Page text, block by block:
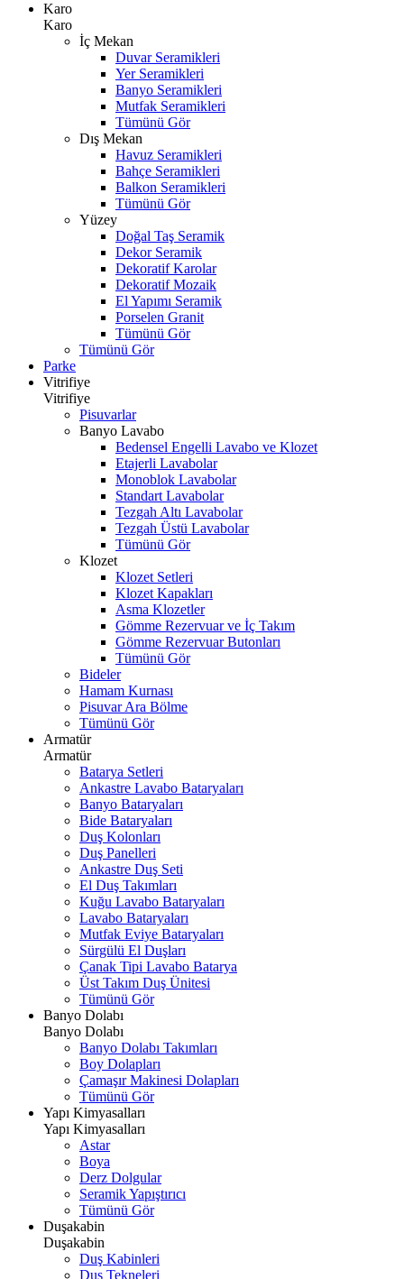
Karo
Karo
İç Mekan
Duvar Seramikleri
Yer Seramikleri
Banyo Seramikleri
Mutfak Seramikleri
Tümünü Gör
Dış Mekan
Havuz Seramikleri
Bahçe Seramikleri
Balkon Seramikleri
Tümünü Gör
Yüzey
Doğal Taş Seramik
Dekor Seramik
Dekoratif Karolar
Dekoratif Mozaik
El Yapımı Seramik
Porselen Granit
Tümünü Gör
Tümünü Gör
Parke
Vitrifiye
Vitrifiye
Pisuvarlar
Banyo Lavabo
Bedensel Engelli Lavabo ve Klozet
Etajerli Lavabolar
Monoblok Lavabolar
Standart Lavabolar
Tezgah Altı Lavabolar
Tezgah Üstü Lavabolar
Tümünü Gör
Klozet
Klozet Setleri
Klozet Kapakları
Asma Klozetler
Gömme Rezervuar ve İç Takım
Gömme Rezervuar Butonları
Tümünü Gör
Bideler
Hamam Kurnası
Pisuvar Ara Bölme
Tümünü Gör
Armatür
Armatür
Batarya Setleri
Ankastre Lavabo Bataryaları
Banyo Bataryaları
Bide Bataryaları
Duş Kolonları
Duş Panelleri
Ankastre Duş Seti
El Duş Takımları
Kuğu Lavabo Bataryaları
Lavabo Bataryaları
Mutfak Eviye Bataryaları
Sürgülü El Duşları
Çanak Tipi Lavabo Batarya
Üst Takım Duş Ünitesi
Tümünü Gör
Banyo Dolabı
Banyo Dolabı
Banyo Dolabı Takımları
Boy Dolapları
Çamaşır Makinesi Dolapları
Tümünü Gör
Yapı Kimyasalları
Yapı Kimyasalları
Astar
Boya
Derz Dolgular
Seramik Yapıştırıcı
Tümünü Gör
Duşakabin
Duşakabin
Duş Kabinleri
Duş Tekneleri